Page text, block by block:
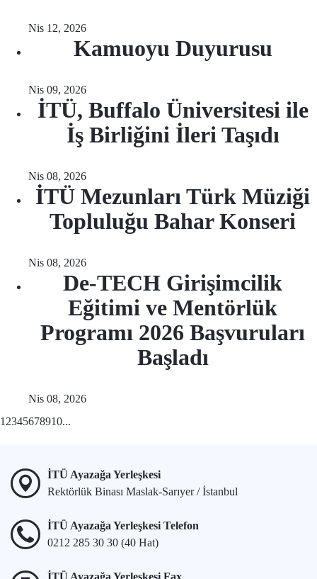
Nis 12, 2026
Kamuoyu Duyurusu
Nis 09, 2026
İTÜ, Buffalo Üniversitesi ile
İş Birliğini İleri Taşıdı
Nis 08, 2026
İTÜ Mezunları Türk Müziği
Topluluğu Bahar Konseri
Nis 08, 2026
De-TECH Girişimcilik
Eğitimi ve Mentörlük
Programı 2026 Başvuruları
Başladı
Nis 08, 2026
1 2345678910...
İTÜ Ayazağa Yerleşkesi
Rektörlük Binası Maslak-Sarıyer / İstanbul
İTÜ Ayazağa Yerleşkesi Telefon
0212 285 30 30 (40 Hat)
İTÜ Ayazağa Yerleşkesi Fax